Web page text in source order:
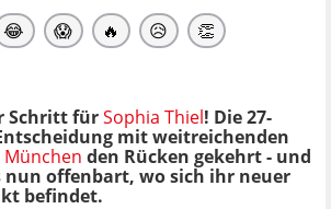
😂 😱 🔥 😥 👏
Schritt fürSophia Thiel! Die 27-
mit weitreichenden
München den Rücken gekehrt - und
nun offenbart, wo sich ihr neuer
befindet.